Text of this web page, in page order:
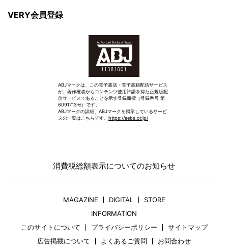
VERY会員登録
ABJマークは、この電子書店・電子書籍配信サービス
が、著作権者からコンテンツ使用許諾を得た正規版配
信サービスであることを示す登録商標（登録番号 第
6091713号）です。
ABJマークの詳細、ABJマークを掲示しているサービ
スの一覧はこちらです。 https://aebs.or.jp/
消費税総額表示についてのお知らせ
MAGAZINE DIGITAL
STORE
INFORMATION
このサイトについて
プライバシーポリシー
サイトマップ
広告掲載について
よくあるご質問 お問合わせ